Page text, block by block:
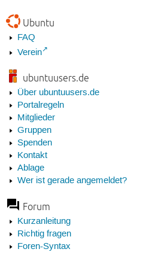
Ubuntu
FAQ
Verein
ubuntuusers.de
Über ubuntuusers.de
Portalregeln
Mitglieder
Gruppen
Spenden
Kontakt
Ablage
Wer ist gerade angemeldet?
Forum
Kurzanleitung
Richtig fragen
Foren-Syntax